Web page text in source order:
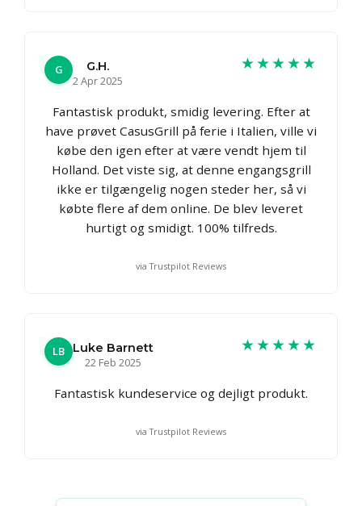
G
G.H.
2 Apr 2025
★★★★★
Fantastisk produkt, smidig levering. Efter at
have prøvet CasusGrill på ferie i Italien, ville vi
købe den igen efter at være vendt hjem til
Holland. Det viste sig, at denne engangsgrill
ikke er tilgængelig nogen steder her, så vi
købte flere af dem online. De blev leveret
hurtigt og smidigt. 100% tilfreds.
via Trustpilot Reviews
LB
Luke Barnett
22 Feb 2025
★★★★★
Fantastisk kundeservice og dejligt produkt.
via Trustpilot Reviews